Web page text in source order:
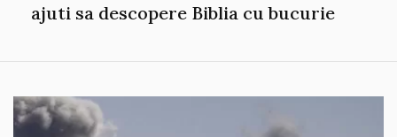
ajuti sa descopere Biblia cu bucurie